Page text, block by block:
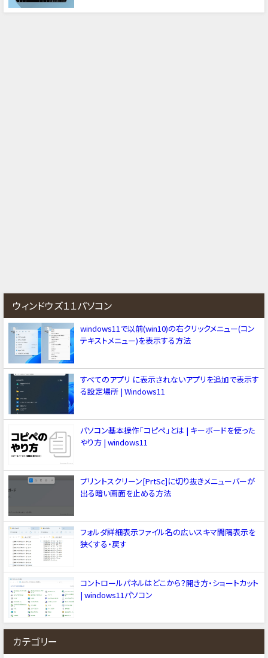
ウィンドウズ１１パソコン
windows11で以前(win10)の右クリックメニュー(コン
テキストメニュー)を表示する方法
すべてのアプリ に表示されないアプリを追加で表示す
る設定場所 | Windows11
パソコン基本操作「コピペ」とは | キーボードを使った
やり方 | windows11
プリントスクリーン[PrtSc]に切り抜きメニューバーが
出る暗い画面を止める方法
フォルダ詳細表示ファイル名の広いスキマ間隔表示を
狭くする・戻す
コントロールパネルはどこから？開き方・ショートカット
| windows11パソコン
カテゴリー